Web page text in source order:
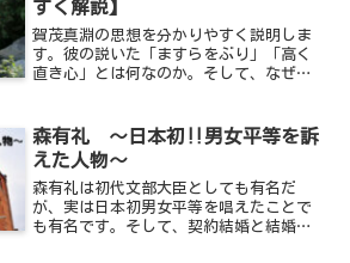
すく解説】
賀茂真淵の思想を分かりやすく説明しま
す。彼の説いた「ますらをぶり」「高く
直き心」とは何なのか。そして、なぜそ
ご覧ください！
森有礼 ～日本初‼男女平等を訴
えた人物～
森有礼は初代文部大臣としても有名だ
が、実は日本初男女平等を唱えたことで
も有名です。そして、契約結婚と結婚式